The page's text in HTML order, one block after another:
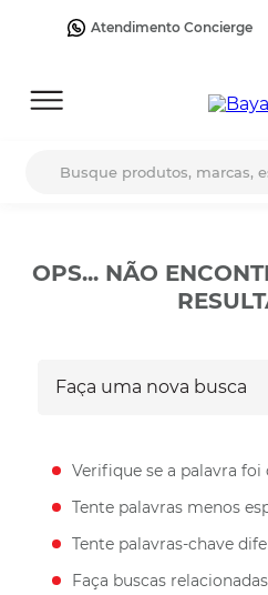
Atendimento Concierge
OPS... NÃO
Verifique se a palavra
Tente palavras menos
Tente palavras-chave
Faça buscas